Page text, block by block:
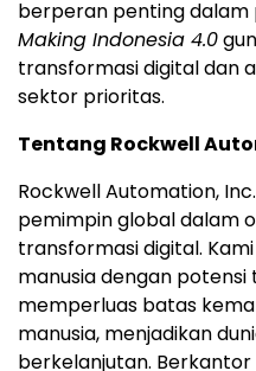
berperan penting
Making Indonesia 4.0
transformasi digital dan
sektor prioritas.
Tentang Rockwell
Rockwell Automation, Inc.
pemimpin global dalam
transformasi digital.
manusia dengan potensi
memperluas batas
manusia, menjadikan
berkelanjutan. Berkantor